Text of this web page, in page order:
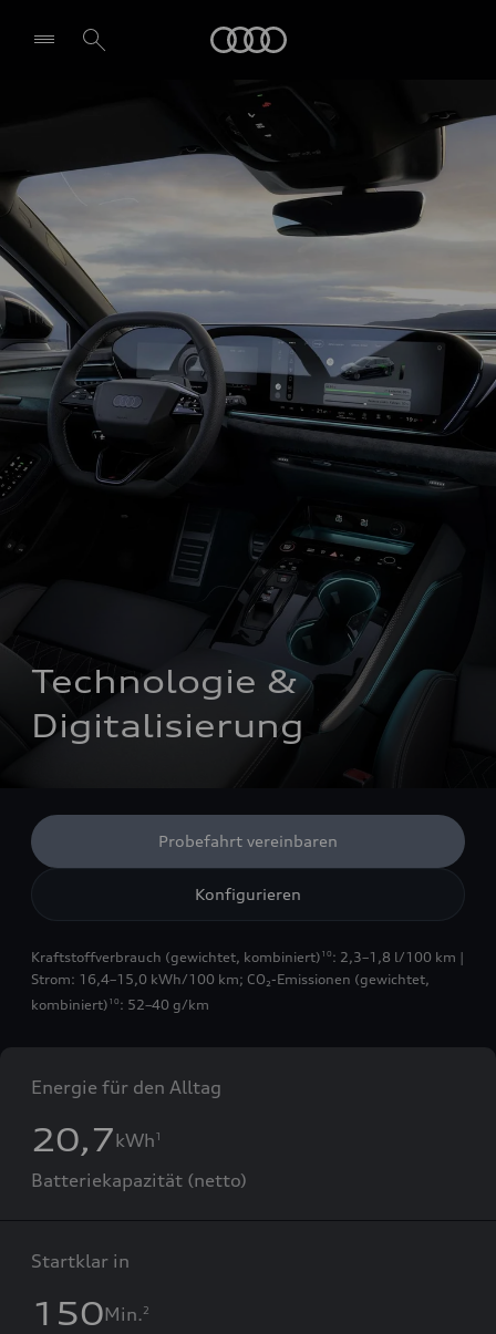
Technologie & Digitalisierung
Technologie &
Digitalisierung
Probefahrt vereinbaren
Konfigurieren
Kraftstoffverbrauch (gewichtet, kombiniert) 10 : 2,3–1,8 l/100 km |
Strom: 16,4–15,0 kWh/100 km; CO₂-Emissionen (gewichtet,
kombiniert) 10 : 52–40 g/km
Energie für den Alltag
20,7kWh1
Batteriekapazität (netto)
Startklar in
150Min.2